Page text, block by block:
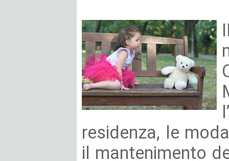
residenza, le
il mantenimento